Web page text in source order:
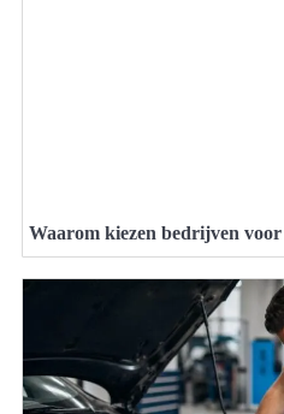
Waarom kiezen bedrijven